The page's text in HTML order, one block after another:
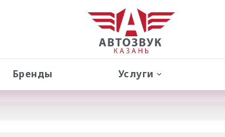
Бренды Услуги